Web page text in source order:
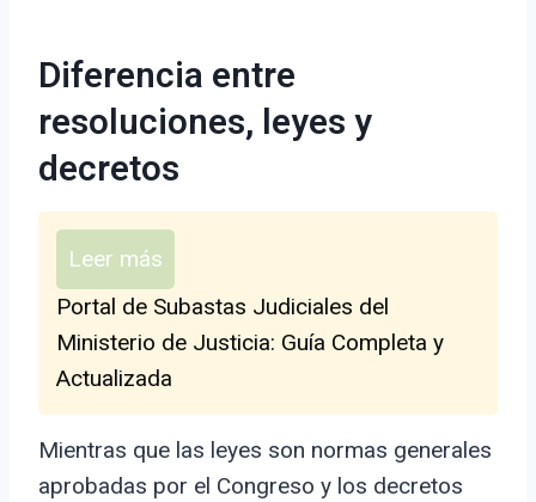
Diferencia entre
resoluciones, leyes y
decretos
Leer más
Portal de Subastas Judiciales del
Ministerio de Justicia: Guía Completa y
Actualizada
Mientras que las leyes son normas generales
aprobadas por el Congreso y los decretos